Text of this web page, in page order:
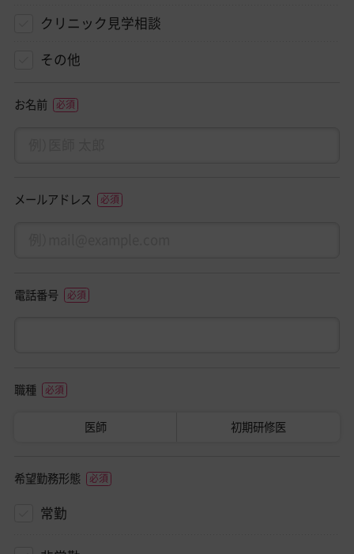
クリニック見学相談
その他
お名前
メールアドレス
電話番号
職種
医師 初期研修医
希望勤務形態
常勤